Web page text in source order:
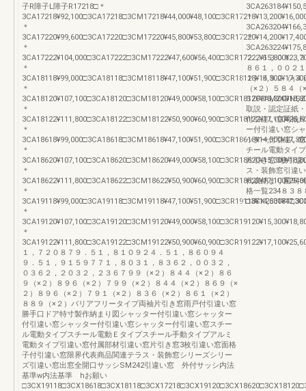
子R障子L障子R17218□＊
＊
＊
＊
＊
＊
＊
＊
＊
＊
＊
＊
１，７２０８７９．５１，８１０９２４．５１，８６０９４
９．５１，９１５９７７１，８０３１，８３６２，００３２，
０３６２，２０３２，２３６７９９（×２）８４４（×２）８６
９（×２）８９６（×２）７９９（×２）８４４（×２）８６９（×
２）８９６（×２）７９１（×２）８３６（×２）８６１（×２）
８８９（×２）バリアフリータイプ両袖片引き窓雨戸付引違い窓
勝手口ドア特寸製作納まり図シャッター付引違い窓シャッター
付引違い窓シャッター付引違い窓シャッター付引違い窓スチー
ル電動タイプスチール電動Ｅタイプスチール手動タイプアルミ
電動タイプ引違い窓付属部材引違い窓片引き窓3枚引違い窓面格
子付引違い窓限界代表商品関連テラス・装飾窓シリーズシリー
ズ引違い窓出窓全開口サッシSM242引違い窓 外付サッシ内法
基準w内法基準 hお願い
＊
＊
２，６３０１，
８６１，００２
２）５９２（×
（×２）５８４（
取説・認定証紙
付引違い窓両袖
ー付引違い窓シ
ッター付引違い
チール電動タイ
片引き窓3枚引違
ス・装飾窓引違
代表納まり図940
格一覧234８３８